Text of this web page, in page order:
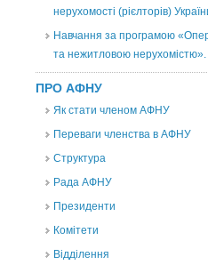
нерухомості (рієлторів)
Навчання за програмою
та нежитловою нерухомістю».
ПРО АФНУ
Як стати членом АФНУ
Переваги членства в АФНУ
Структура
Рада АФНУ
Президенти
Комітети
Відділення